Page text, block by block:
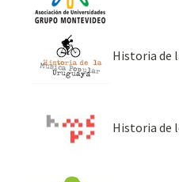
Historia de
Historia de